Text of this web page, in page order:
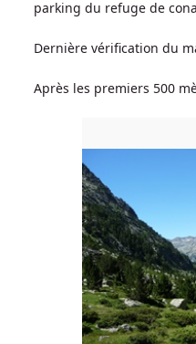
parking du refuge de
Dernière vérification du
Après les premiers 500